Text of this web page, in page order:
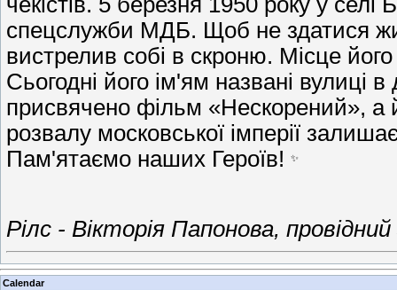
спецслужби МДБ. Щоб не здатися
вистрелив собі в скроню. Місце
Сьогодні його ім'ям названі вулиці
присвячено фільм «Нескорений», а
розвалу московської імперії
Пам'ятаємо наших Героїв!
Рілс - Вікторія Папонова,
Calendar